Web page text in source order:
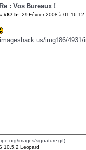
Re : Vos Bureaux !
« #87 le: 29 Février 2008 à 01:16:12
img186/4931/
images/signature.gif)
10.5.2 Leopard